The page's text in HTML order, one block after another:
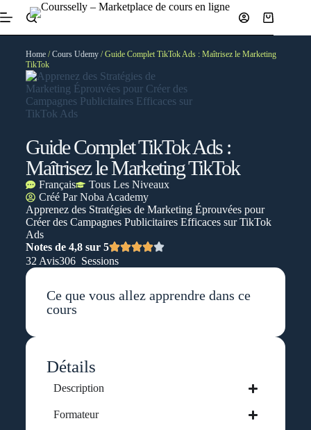
Home/Cours Udemy/ Guide Complet TikTok Ads : Maîtrisez le Marketing
TikTok
Guide Complet TikTok Ads :
Maîtrisez le Marketing TikTok
Français
Tous Les Niveaux
Créé ParNoba Academy
Apprenez des Stratégies de Marketing Éprouvées pour
Créer des Campagnes Publicitaires Efficaces sur TikTok
Ads
Notes de 4,8 sur 5
32 Avis306 Sessions
Ce que vous allez apprendre dans ce
cours
Détails
Description
Formateur